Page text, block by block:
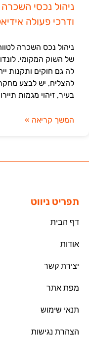
ניהול נכסי השכרה
ודרכי פעולה
ניהול נכס השכרה
של השוק המקומי.
לה גם חוקים ותקנות
להצליח, יש לבצע מחקר
בעיר, זיהוי מגמות
המשך קריאה »
תפריט ניווט
דף הבית
אודות
יצירת קשר
מפת אתר
תנאי שימוש
הצהרת נגישות